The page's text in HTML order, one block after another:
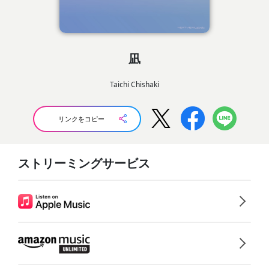
凪
Taichi Chishaki
リンクをコピー
ストリーミングサービス